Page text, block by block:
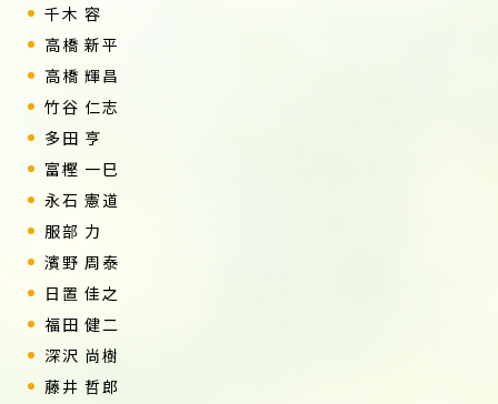
千木 容
高橋 新平
高橋 輝昌
竹谷 仁志
多田 亨
富樫 一巳
永石 憲道
服部 力
濱野 周泰
日置 佳之
福田 健二
深沢 尚樹
藤井 哲郎